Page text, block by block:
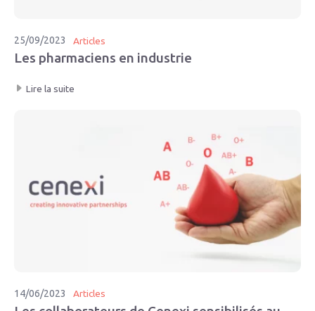
25/09/2023 Articles
Les pharmaciens en industrie
Lire la suite
14/06/2023 Articles